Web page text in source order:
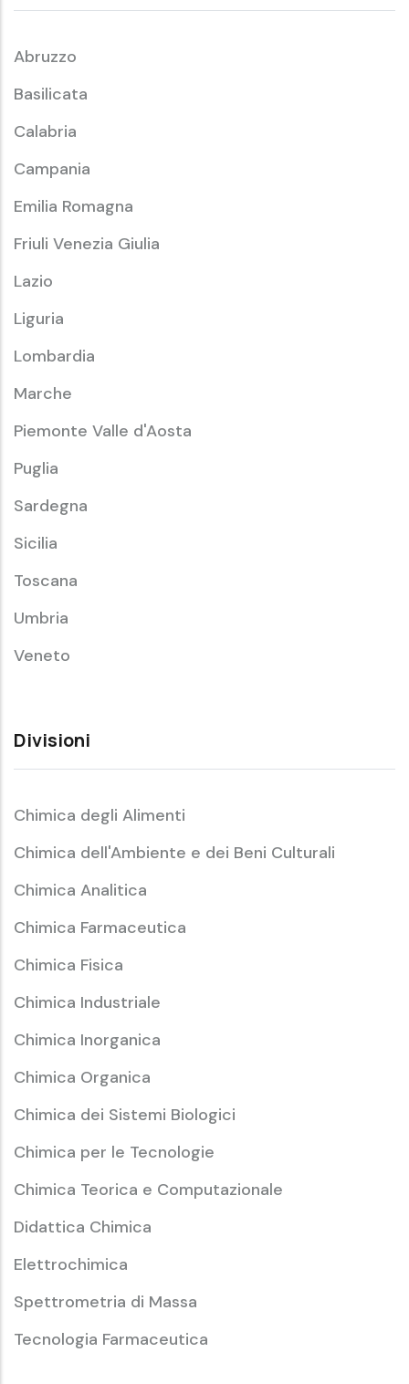
Abruzzo
Basilicata
Calabria
Campania
Emilia Romagna
Friuli Venezia Giulia
Lazio
Liguria
Lombardia
Marche
Piemonte Valle d'Aosta
Puglia
Sardegna
Sicilia
Toscana
Umbria
Veneto
Divisioni
Chimica degli Alimenti
Chimica dell'Ambiente e dei Beni Culturali
Chimica Analitica
Chimica Farmaceutica
Chimica Fisica
Chimica Industriale
Chimica Inorganica
Chimica Organica
Chimica dei Sistemi Biologici
Chimica per le Tecnologie
Chimica Teorica e Computazionale
Didattica Chimica
Elettrochimica
Spettrometria di Massa
Tecnologia Farmaceutica